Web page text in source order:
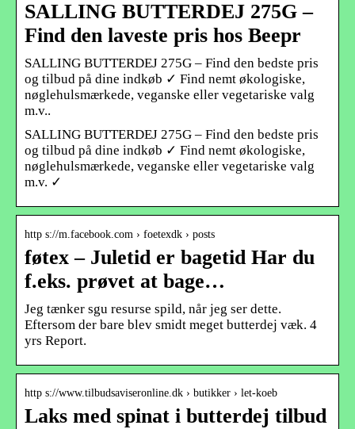
SALLING BUTTERDEJ 275G –
Find den laveste pris hos Beepr
SALLING BUTTERDEJ 275G – Find den bedste pris
og tilbud på dine indkøb ✓ Find nemt økologiske,
nøglehulsmærkede, veganske eller vegetariske valg
m.v..
SALLING BUTTERDEJ 275G – Find den bedste pris
og tilbud på dine indkøb ✓ Find nemt økologiske,
nøglehulsmærkede, veganske eller vegetariske valg
m.v. ✓
http s://m.facebook.com › foetexdk › posts
føtex – Juletid er bagetid Har du
f.eks. prøvet at bage…
Jeg tænker sgu resurse spild, når jeg ser dette.
Eftersom der bare blev smidt meget butterdej væk. 4
yrs Report.
http s://www.tilbudsaviseronline.dk › butikker › let-koeb
Laks med spinat i butterdej tilbud